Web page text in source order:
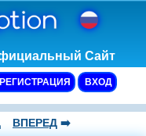
Сайт
РЕГИСТРАЦИЯ ВХОД
ВПЕРЕД ➡️